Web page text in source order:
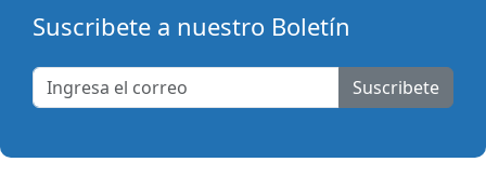
Suscribete a nuestro Boletín
Suscribete